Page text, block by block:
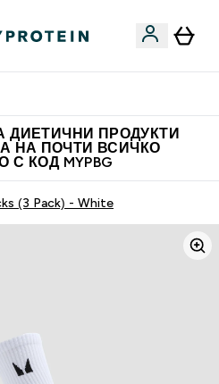
ДИЕТИЧНИ ПРОДУКТИ
НА ПОЧТИ ВСИЧКО
С КОД MYPBG
(3 Pack) - White